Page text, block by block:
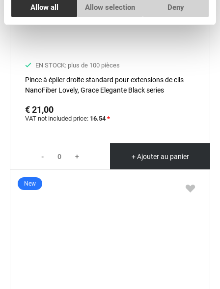
Necessary
Allow all Allow selection Deny
EN STOCK: plus de 100 pièces
Pince à épiler droite standard pour extensions de cils
NanoFiber Lovely, Grace Elegante Black series
€ 21,00
VAT not included price: 16.54 *
- + + Ajouter au panier
New